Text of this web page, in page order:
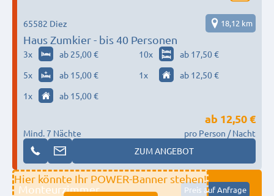
Haus Zumkier - bis 40 Personen
65582 Diez 18,12 km
3x ab 25,00 € 10x
ab 17,50 €
5x ab 15,00 € 1x
ab 12,50 €
1x ab 15,00 €
Mind. 7 Nächte
ab 12,50 €
pro Person / Nacht
ZUM ANGEBOT
Hier könnte Ihr POWER-Banner stehen!
Monteurzimmer Preis auf Anfrage